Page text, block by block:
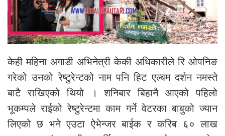
केही महिना अगाडी अभिनेत्री केकी अधिकारीले रि ओपनिङ
गरेको उनको रेष्टुरेन्टको नाम पनि हिट एल्बम दर्शन नमस्ते
बाटै राखिएको थियो । शनिबार बिहानै आएको पहिलो
भूकम्पले राईको रेष्टुरेन्टमा काम गर्ने वेटरका बाबुको ज्यान
लिएको छ भने एउटा ऐभेन्जर बाईक र करिब ६० लाख